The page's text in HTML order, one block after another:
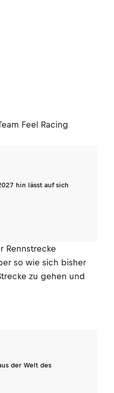
Feel Racing
hin lässt auf sich
Rennstrecke
so wie sich bisher
zu gehen und
der Welt des